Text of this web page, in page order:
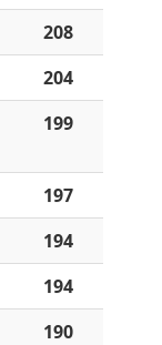
208
204
199
197
194
194
190